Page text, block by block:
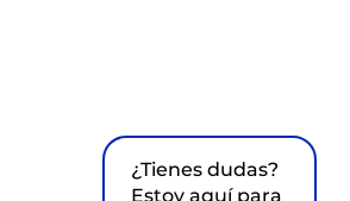
¿Tienes dudas?
Estoy aquí para